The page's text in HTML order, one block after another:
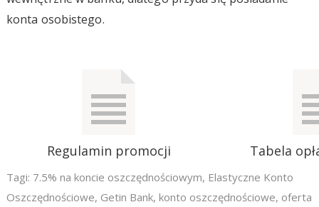
konta osobistego.
Regulamin promocji Tabela
Tagi: 7.5% na koncie oszczędnościowym, Elastyczne Konto
Oszczędnościowe, Getin Bank, konto oszczędnościowe, oferta